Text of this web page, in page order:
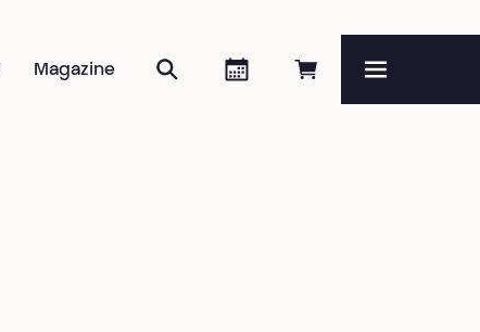
Réserver en ligne
Agenda
Rechercher
Magazine